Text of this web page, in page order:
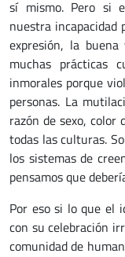
sí mismo. Pero si
nuestra
expresión, la
muchas prácticas
inmorales porque
personas. La
razón de sexo, color
todas las culturas.
los sistemas de
pensamos que
Por eso si lo que el
con su celebración
comunidad de